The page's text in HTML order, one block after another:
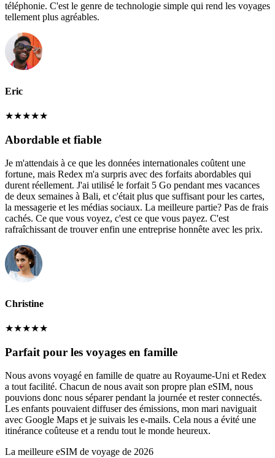
téléphonie. C'est le genre de technologie simple qui rend les voyages
tellement plus agréables.
Eric
★★★★★
Abordable et fiable
Je m'attendais à ce que les données internationales coûtent une
fortune, mais Redex m'a surpris avec des forfaits abordables qui
durent réellement. J'ai utilisé le forfait 5 Go pendant mes vacances
de deux semaines à Bali, et c'était plus que suffisant pour les cartes,
la messagerie et les médias sociaux. La meilleure partie? Pas de frais
cachés. Ce que vous voyez, c'est ce que vous payez. C'est
rafraîchissant de trouver enfin une entreprise honnête avec les prix.
Christine
★★★★★
Parfait pour les voyages en famille
Nous avons voyagé en famille de quatre au Royaume-Uni et Redex
a tout facilité. Chacun de nous avait son propre plan eSIM, nous
pouvions donc nous séparer pendant la journée et rester connectés.
Les enfants pouvaient diffuser des émissions, mon mari naviguait
avec Google Maps et je suivais les e-mails. Cela nous a évité une
itinérance coûteuse et a rendu tout le monde heureux.
La meilleure eSIM de voyage de 2026